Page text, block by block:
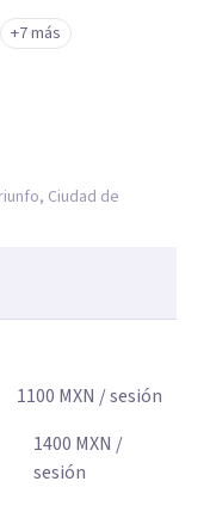
etapas de la vida.
el respeto por
conjunto para
el bienestar
de valentía y
para que puedas
fortalecer tus
más plena y
+7 más
Ciudad de
1100 MXN / sesión
1400 MXN /
sesión